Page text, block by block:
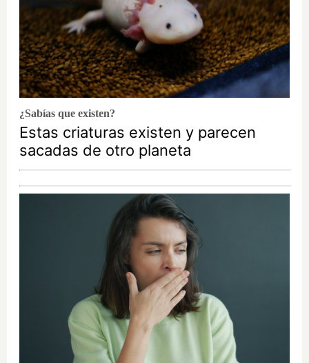
¿Sabías que existen?
Estas criaturas existen y parecen
sacadas de otro planeta